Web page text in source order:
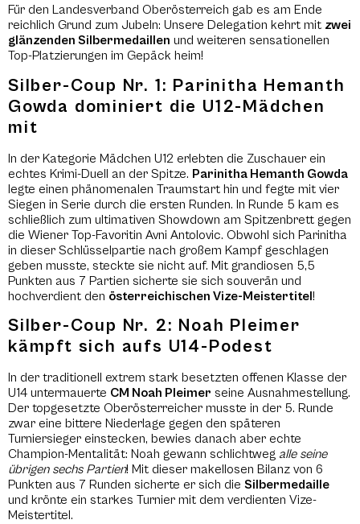
Für den Landesverband Oberösterreich gab es am Ende
reichlich Grund zum Jubeln: Unsere Delegation kehrt mit zwei
glänzenden Silbermedaillen und weiteren sensationellen
Top-Platzierungen im Gepäck heim!
Silber-Coup Nr. 1: Parinitha Hemanth
Gowda dominiert die U12-Mädchen
mit
In der Kategorie Mädchen U12 erlebten die Zuschauer ein
echtes Krimi-Duell an der Spitze. Parinitha Hemanth Gowda
legte einen phänomenalen Traumstart hin und fegte mit vier
Siegen in Serie durch die ersten Runden. In Runde 5 kam es
schließlich zum ultimativen Showdown am Spitzenbrett gegen
die Wiener Top-Favoritin Avni Antolovic. Obwohl sich Parinitha
in dieser Schlüsselpartie nach großem Kampf geschlagen
geben musste, steckte sie nicht auf. Mit grandiosen 5,5
Punkten aus 7 Partien sicherte sie sich souverän und
hochverdient den österreichischen Vize-Meistertitel!
Silber-Coup Nr. 2: Noah Pleimer
kämpft sich aufs U14-Podest
In der traditionell extrem stark besetzten offenen Klasse der
U14 untermauerte CM Noah Pleimer seine Ausnahmestellung.
Der topgesetzte Oberösterreicher musste in der 5. Runde
zwar eine bittere Niederlage gegen den späteren
Turniersieger einstecken, bewies danach aber echte
Champion-Mentalität: Noah gewann schlichtweg alle seine
übrigen sechs Partien! Mit dieser makellosen Bilanz von 6
Punkten aus 7 Runden sicherte er sich die Silbermedaille
und krönte ein starkes Turnier mit dem verdienten Vize-
Meistertitel.